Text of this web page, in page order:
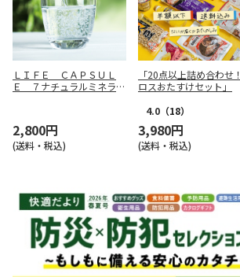
ＬＩＦＥ ＣＡＰＳＵＬ
Ｅ ７ナチュラルミネラル
2,800円
(送料・税込)
「20点以上詰め合わせ！
ロスおたすけセット」
4.0 （18）
3,980円
(送料・税込)